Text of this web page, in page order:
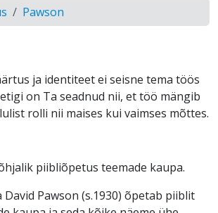
Pawson
ja identiteet ei seisne tema töös
on Ta seadnud nii, et töö mängib
rolli nii maises kui vaimses mõttes.
piibliõpetus teemade kaupa.
Pawson (s.1930) õpetab piiblit